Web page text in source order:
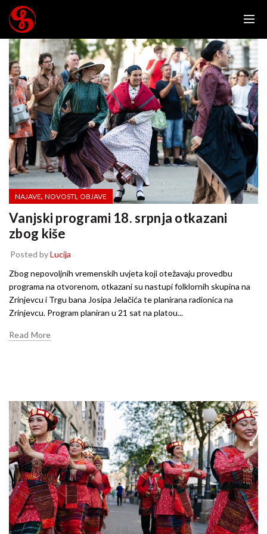
NAJAVE, NOVOSTI, OBJAVE
Vanjski programi 18. srpnja otkazani
zbog kiše
Posted byLucija
Zbog nepovoljnih vremenskih uvjeta koji otežavaju provedbu
programa na otvorenom, otkazani su nastupi folklornih skupina na
Zrinjevcu i Trgu bana Josipa Jelačića te planirana radionica na
Zrinjevcu. Program planiran u 21 sat na platou...
Read More